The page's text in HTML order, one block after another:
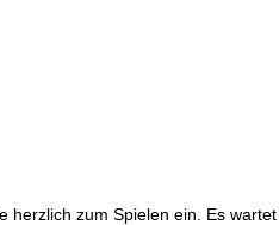
herzlich zum Spielen ein. Es wartet